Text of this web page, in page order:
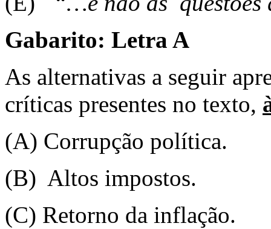
Gabarito: Letra A
As alternativas a seguir
críticas presentes no texto,
(A) Corrupção política.
(B) Altos impostos.
(C) Retorno da inflação.